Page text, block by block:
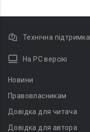
Технічна підтримка
На PC версію
Новини
Правовласникам
Довідка для читача
Довідка для автора